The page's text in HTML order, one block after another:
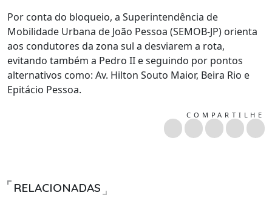
Por conta do bloqueio, a Superintendência de
Mobilidade Urbana de João Pessoa (SEMOB-JP) orienta
aos condutores da zona sul a desviarem a rota,
evitando também a Pedro II e seguindo por pontos
alternativos como: Av. Hilton Souto Maior, Beira Rio e
Epitácio Pessoa.
COMPARTILHE
RELACIONADAS